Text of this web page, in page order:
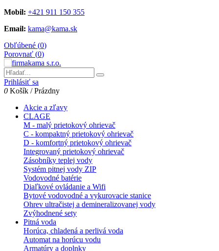
Mobil: +421 911 150 355
Email: kama@kama.sk
Obľúbené (0)
Porovnať (0)
Prihlásiť sa
0 Košík /Prázdny
Akcie a zľavy
CLAGE
M - malý prietokový ohrievač
C - kompaktný prietokový ohrievač
D - komfortný prietokový ohrievač
Integrovaný prietokový ohrievač
Zásobníky teplej vody
Systém pitnej vody ZIP
Vodovodné batérie
Diaľkové ovládanie a Wifi
Bytové vodovodné a vykurovacie stanice
Ohrev ultračistej a demineralizovanej vody
Zvýhodnené sety
Pitná voda
Horúca, chladená a perlivá voda
Automat na horúcu vodu
Armatúry a doplnky